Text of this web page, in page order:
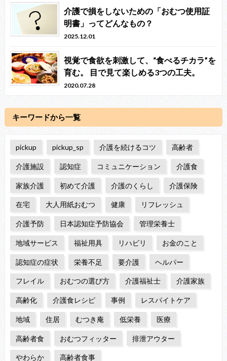
介護で損をしないための「おむつ使用証
明書」ってどんなもの？
2025.12.01
視覚で食欲を刺激して、“食べるチカラ”を
育む。 目で見て楽しめる3つの工夫。
2020.07.28
キーワードから一覧
pickup pickup_sp 介護を続けるコツ 高齢者
介護施設 認知症 コミュニケーション 介護食
家族介護 初めて介護 介護のくらし 介護保険
在宅 大人用紙おむつ 健康 リフレッシュ
介護予防 日本認知症予防協会 管理栄養士
地域サービス 福祉用具 リハビリ お金のこと
認知症の症状 栄養不足 要介護 ヘルパー
フレイル おむつの選び方 介護福祉士 介護家族
高齢化 介護食レシピ 事例 レスパイトケア
地域 住居 むつき庵 低栄養 医療
高齢者食 おむつフィッター 排泄アウター
やわらか 高齢者食事